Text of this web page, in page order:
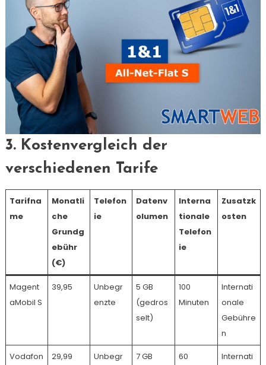
3. Kostenvergleich der
verschiedenen Tarife
Tarifna
me
Monatli
che
Grundg
ebühr
(€)
Telefon
ie
Datenv
olumen
Interna
tionale
Telefon
ie
Zusatzk
osten
Magent
aMobil S
39,95
Unbegr
enzte
5 GB
(gedros
selt)
100
Minuten
Internati
onale
Gebühre
n
Vodafon
29,99
Unbegr
7 GB
60
Internati